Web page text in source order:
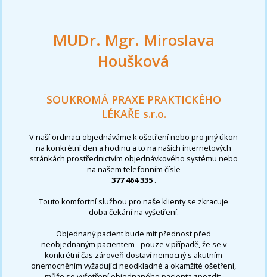
MUDr. Mgr. Miroslava
Houšková
SOUKROMÁ PRAXE PRAKTICKÉHO
LÉKAŘE s.r.o.
V naší ordinaci objednáváme k ošetření nebo pro jiný úkon
na konkrétní den a hodinu a to na našich internetových
stránkách prostřednictvím objednávkového systému nebo
na našem telefonním čísle
377 464 335 .
Touto komfortní službou pro naše klienty se zkracuje
doba čekání na vyšetření.
Objednaný pacient bude mít přednost před
neobjednaným pacientem - pouze v případě, že se v
konkrétní čas zároveň dostaví nemocný s akutním
onemocněním vyžadující neodkladné a okamžité ošetření,